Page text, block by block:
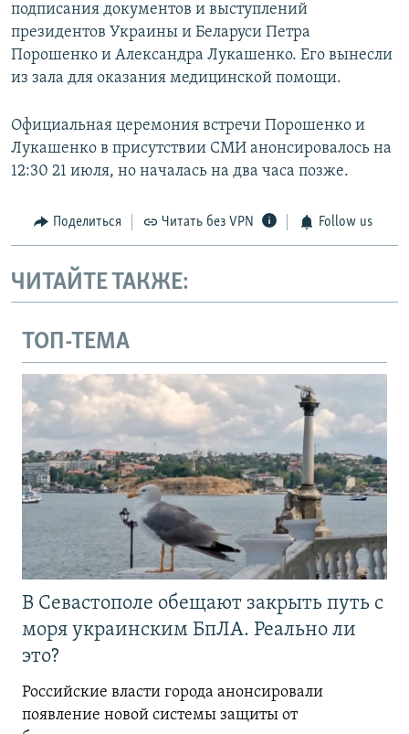
подписания документов и выступлений
президентов Украины и Беларуси Петра
Порошенко и Александра Лукашенко. Его вынесли
из зала для оказания медицинской помощи.
Официальная церемония встречи Порошенко и
Лукашенко в присутствии СМИ анонсировалось на
12:30 21 июля, но началась на два часа позже.
Поделиться Читать без VPN Follow us
ЧИТАЙТЕ ТАКЖЕ:
ТОП-ТЕМА
В Севастополе обещают закрыть путь с
моря украинским БпЛА. Реально ли
это?
Российские власти города анонсировали
появление новой системы защиты от